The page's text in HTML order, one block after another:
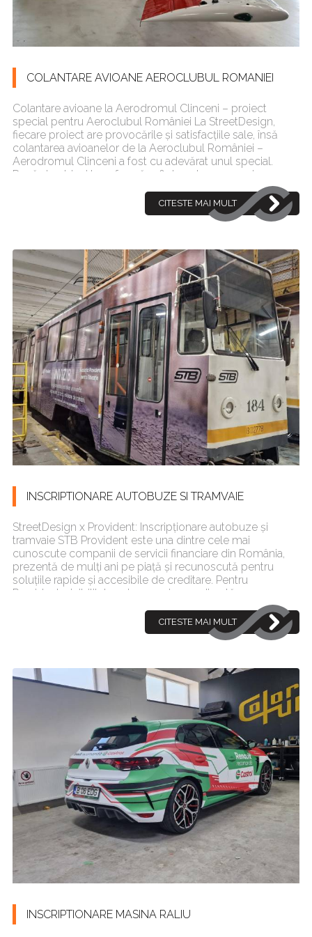
COLANTARE AVIOANE AEROCLUBUL ROMANIEI
Colantare avioane la Aerodromul Clinceni – proiect
special pentru Aeroclubul României La StreetDesign,
fiecare proiect are provocările și satisfacțiile sale, însă
colantarea avioanelor de la Aeroclubul României –
Aerodromul Clinceni a fost cu adevărat unul special.
Dacă de obicei transformăm flote auto sau camioane
CITESTE MAI MULT
INSCRIPTIONARE AUTOBUZE SI TRAMVAIE
StreetDesign x Provident: Inscripționare autobuze și
tramvaie STB Provident este una dintre cele mai
cunoscute companii de servicii financiare din România,
prezentă de mulți ani pe piață și recunoscută pentru
soluțiile rapide și accesibile de creditare. Pentru
Provident, vizibilitatea și comunicarea directă cu
CITESTE MAI MULT
INSCRIPTIONARE MASINA RALIU